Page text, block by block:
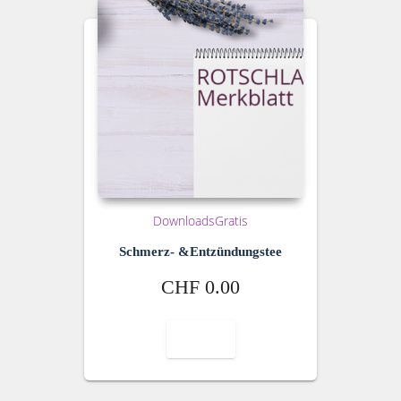
DownloadsGratis
Schmerz- &Entzündungstee
CHF 0.00